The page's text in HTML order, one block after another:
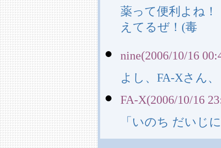
薬って便利よね
えてるぜ！(毒
nine(2006/10/16
よし、FA-Xさん
FA-X(2006/10/16
「いのち だいじ